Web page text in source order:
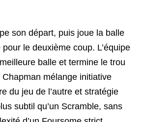
son départ, puis joue la balle
le deuxième coup. L’équipe
balle et termine le trou
mélange initiative
du jeu de l’autre et stratégie
subtil qu’un Scramble, sans